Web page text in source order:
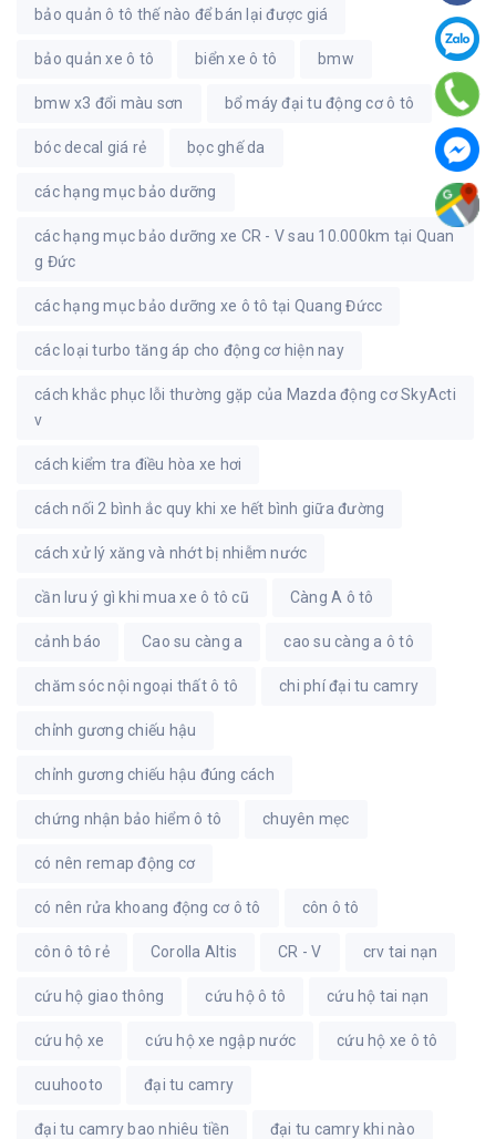
bảo quản ô tô thế nào để bán lại được giá
bảo quản xe ô tô biển xe ô tô bmw
bmw x3 đổi màu sơn bổ máy đại tu động cơ ô tô
bóc decal giá rẻ bọc ghế da
các hạng mục bảo dưỡng
các hạng mục bảo dưỡng xe CR - V sau 10.000km tại Quan
g Đức
các hạng mục bảo dưỡng xe ô tô tại Quang Đứcc
các loại turbo tăng áp cho động cơ hiện nay
cách khắc phục lỗi thường gặp của Mazda động cơ SkyActi
v
cách kiểm tra điều hòa xe hơi
cách nối 2 bình ắc quy khi xe hết bình giữa đường
cách xử lý xăng và nhớt bị nhiễm nước
cần lưu ý gì khi mua xe ô tô cũ Càng A ô tô
cảnh báo Cao su càng a cao su càng a ô tô
chăm sóc nội ngoại thất ô tô chi phí đại tu camry
chỉnh gương chiếu hậu
chỉnh gương chiếu hậu đúng cách
chứng nhận bảo hiểm ô tô chuyên mẹc
có nên remap động cơ
có nên rửa khoang động cơ ô tô côn ô tô
côn ô tô rẻ Corolla Altis CR - V crv tai nạn
cứu hộ giao thông cứu hộ ô tô cứu hộ tai nạn
cứu hộ xe cứu hộ xe ngập nước cứu hộ xe ô tô
cuuhooto đại tu camry
đại tu camry bao nhiêu tiền đại tu camry khi nào